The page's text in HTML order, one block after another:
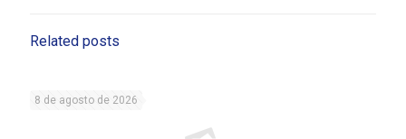
Related posts
8 de agosto de 2026